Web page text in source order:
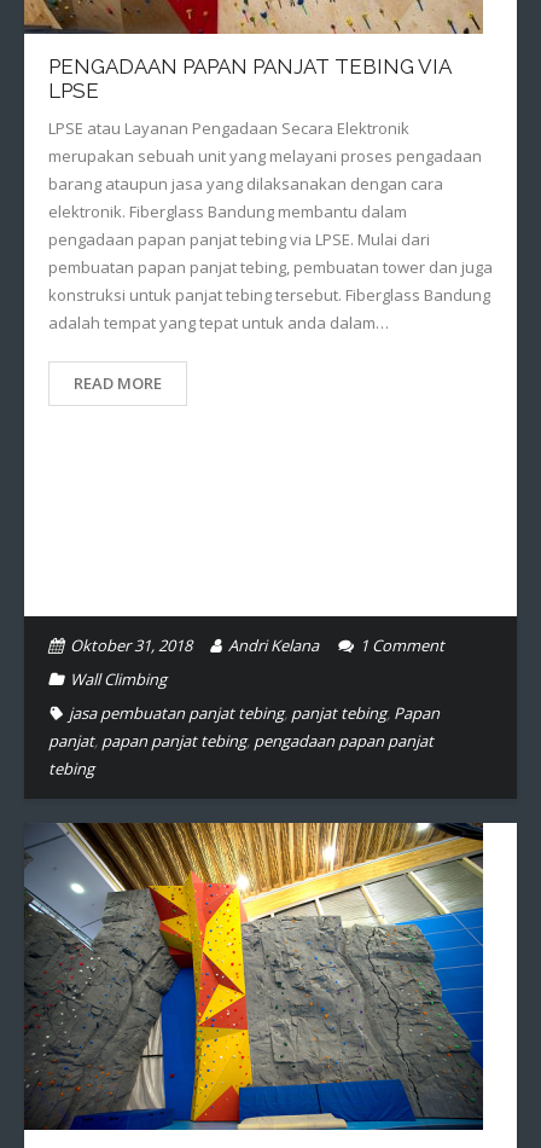
PENGADAAN PAPAN PANJAT TEBING VIA
LPSE
LPSE atau Layanan Pengadaan Secara Elektronik
merupakan sebuah unit yang melayani proses pengadaan
barang ataupun jasa yang dilaksanakan dengan cara
elektronik. Fiberglass Bandung membantu dalam
pengadaan papan panjat tebing via LPSE. Mulai dari
pembuatan papan panjat tebing, pembuatan tower dan juga
konstruksi untuk panjat tebing tersebut. Fiberglass Bandung
adalah tempat yang tepat untuk anda dalam…
READ MORE
Oktober 31, 2018 Andri Kelana 1 Comment
Wall Climbing
jasa pembuatan panjat tebing, panjat tebing, Papan
panjat, papan panjat tebing, pengadaan papan panjat
tebing